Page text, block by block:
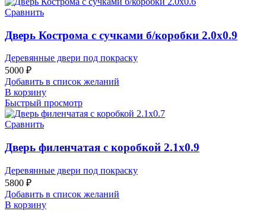
Сравнить
Дверь Кострома с сучками б/коробки 2.0х0.9
Деревянные двери под покраску
5000 ₽
Добавить в список желаний
В корзину
Быстрый просмотр
Сравнить
Дверь филенчатая с коробкой 2.1х0.9
Деревянные двери под покраску
5800 ₽
Добавить в список желаний
В корзину